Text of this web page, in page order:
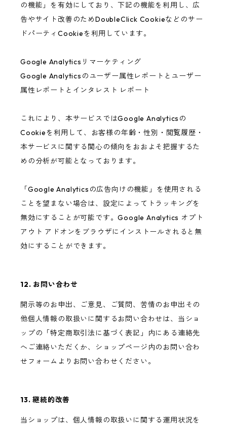
の機能」を有効にしており、下記の機能を利用し、広
告やサイト改善のためDoubleClick Cookieなどのサー
ドパーティCookieを利用しています。
Google Analyticsリマーケティング
Google Analyticsのユーザー属性レポートとユーザー
属性レポートとインタレスト レポート
これにより、本サービスではGoogle Analyticsの
Cookieを利用して、お客様の年齢・性別・閲覧履歴・
本サービスに関する関心の傾向をおおよそ把握するた
めの分析が可能となっております。
「Google Analyticsの広告向けの機能」を使用される
ことを望まない場合は、設定によってトラッキングを
無効にすることが可能です。Google Analytics オプト
アウト アドオンをブラウザにインストールされると無
効にすることができます。
12. お問い合わせ
開示等のお申出、ご意見、ご質問、苦情のお申出その
他個人情報の取扱いに関するお問い合わせは、当ショ
ップの「特定商取引法に基づく表記」内にある連絡先
へご連絡いただくか、ショップページ内のお問い合わ
せフォームよりお問い合わせください。
13. 継続的改善
当ショップは、個人情報の取扱いに関する運用状況を